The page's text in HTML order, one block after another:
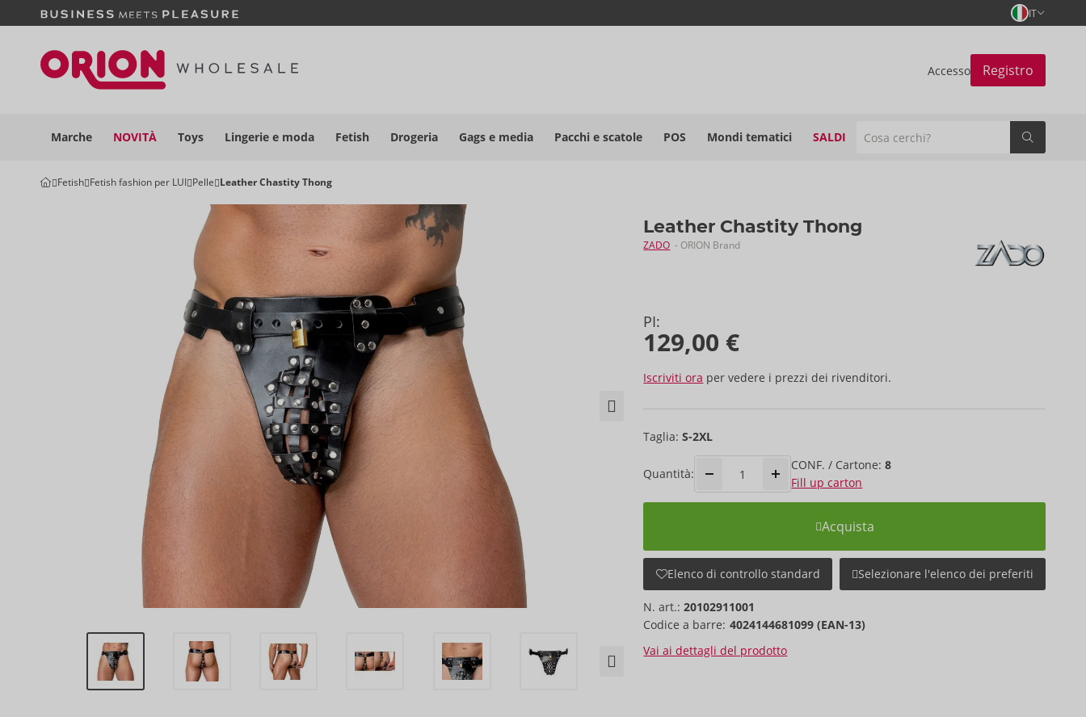
IT
Accesso Registro
Marche NOVITÀ Toys Lingerie e moda Fetish Drogeria Gags e media Pacchi e scatole POS Mondi tematici SALDI
Fetish Fetish fashion per LUI Pelle Leather Chastity Thong
Leather Chastity Thong
ZADO - ORION Brand
PI:
129,00 €
Iscriviti ora per vedere i prezzi dei rivenditori.
Taglia:S-2XL
Quantità:
CONF. / Cartone:8
Fill up carton
Acquista
Elenco di controllo standard Selezionare l'elenco dei preferiti
N. art.:20102911001
Codice a barre: 4024144681099 (EAN-13)
Vai ai dettagli del prodotto